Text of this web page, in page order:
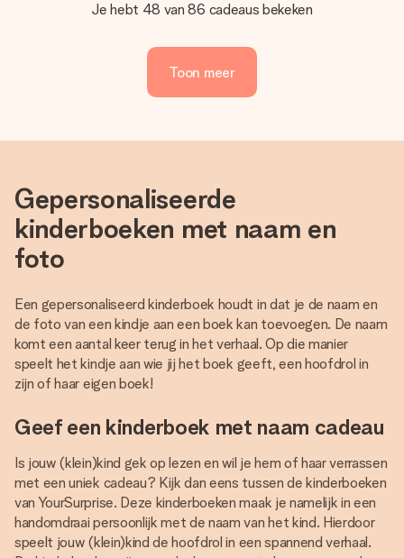
Je hebt 48 van 86 cadeaus bekeken
Toon meer
Gepersonaliseerde
kinderboeken met naam en
foto
Een gepersonaliseerd kinderboek houdt in dat je de naam en
de foto van een kindje aan een boek kan toevoegen. De naam
komt een aantal keer terug in het verhaal. Op die manier
speelt het kindje aan wie jij het boek geeft, een hoofdrol in
zijn of haar eigen boek!
Geef een kinderboek met naam cadeau
Is jouw (klein)kind gek op lezen en wil je hem of haar verrassen
met een uniek cadeau? Kijk dan eens tussen de kinderboeken
van YourSurprise. Deze kinderboeken maak je namelijk in een
handomdraai persoonlijk met de naam van het kind. Hierdoor
speelt jouw (klein)kind de hoofdrol in een spannend verhaal.